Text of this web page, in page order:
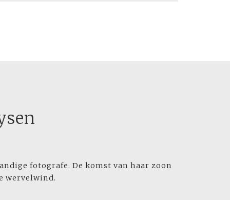
fotografe. De komst van haar zoon
wervelwind.